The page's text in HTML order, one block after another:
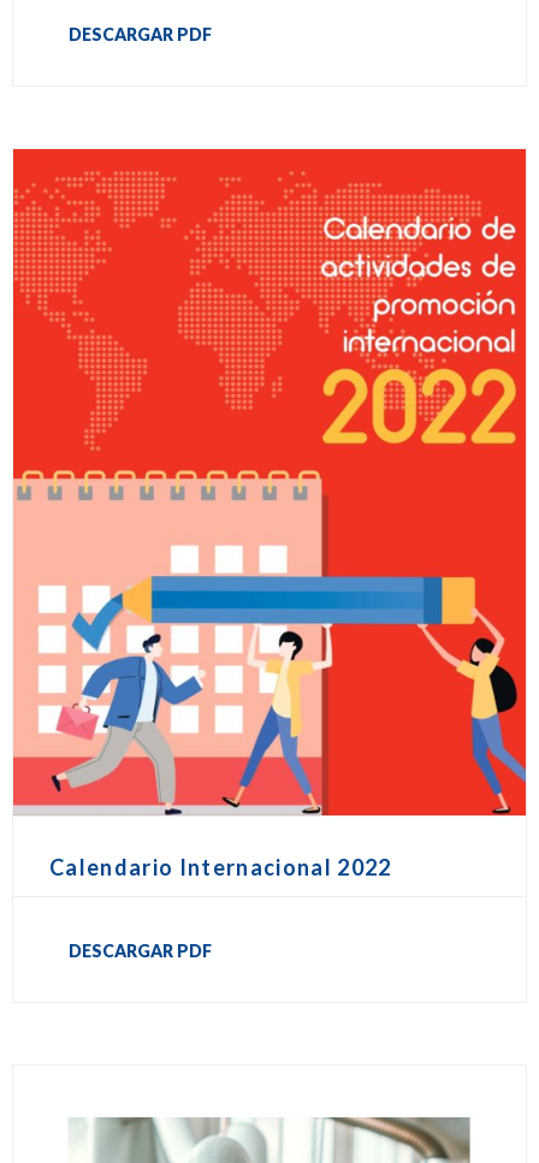
DESCARGAR PDF
Calendario Internacional 2022
DESCARGAR PDF